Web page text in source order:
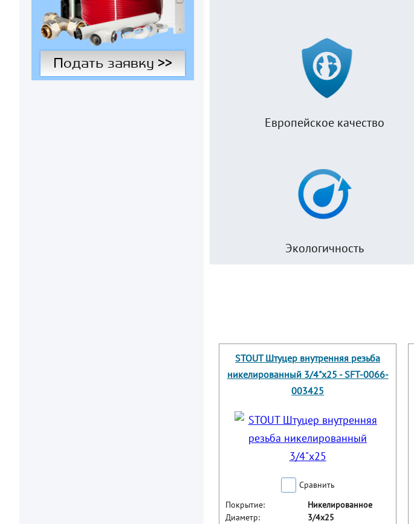
Подать заявку >>
Европейское качество
Экологичность
STOUT Штуцер внутренняя резьба
никелированный 3/4"x25 - SFT-0066-
003425
Сравнить
Покрытие:
Никелированное
Диаметр:
3/4x25